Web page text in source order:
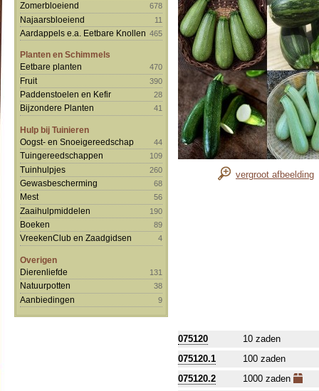
Zomerbloeiend 678
Najaarsbloeiend 11
Aardappels e.a. Eetbare Knollen 465
Planten en Schimmels
Eetbare planten
470
Fruit 390
Paddenstoelen en Kefir 28
Bijzondere Planten 41
Hulp bij Tuinieren
Oogst- en Snoeigereedschap
44
Tuingereedschappen 109
Tuinhulpjes 260
Gewasbescherming 68
Mest 56
Zaaihulpmiddelen 190
Boeken 89
VreekenClub en Zaadgidsen 4
Overigen
Dierenliefde
131
Natuurpotten 38
Aanbiedingen 9
vergroot afbeelding
075120
10 zaden
075120.1
100 zaden
075120.2
1000 zaden